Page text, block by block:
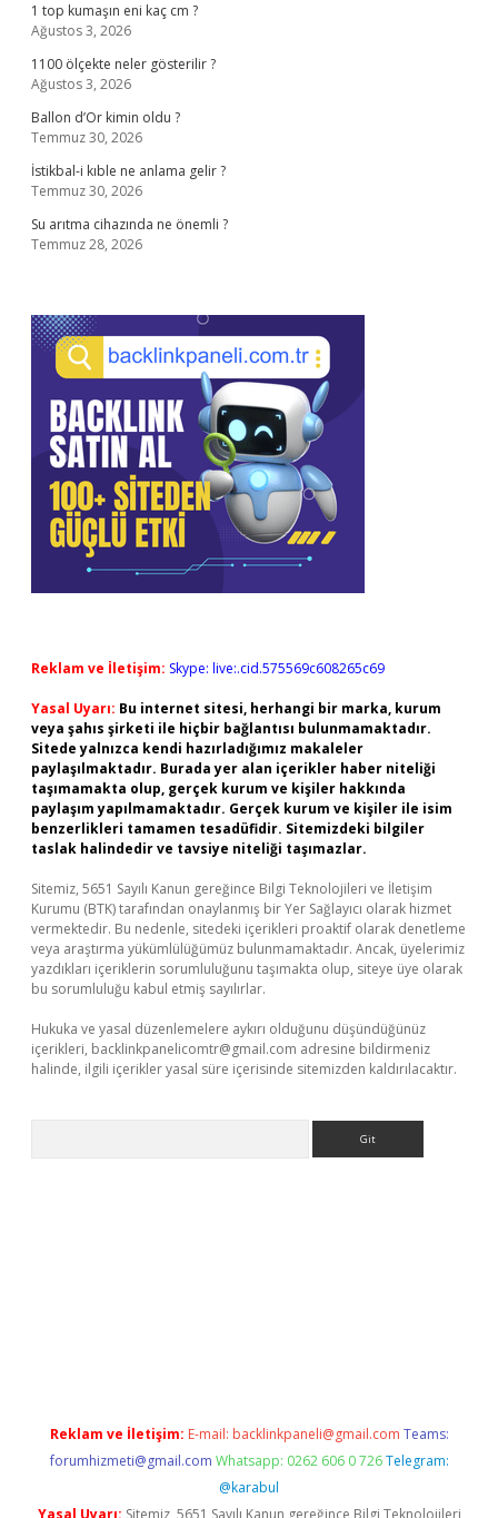
1 top kumaşın eni kaç cm ?
Ağustos 3, 2026
1100 ölçekte neler gösterilir ?
Ağustos 3, 2026
Ballon d’Or kimin oldu ?
Temmuz 30, 2026
İstikbal-i kıble ne anlama gelir ?
Temmuz 30, 2026
Su arıtma cihazında ne önemli ?
Temmuz 28, 2026
Reklam ve İletişim: Skype: live:.cid.575569c608265c69
Yasal Uyarı: Bu internet sitesi, herhangi bir marka, kurum
veya şahıs şirketi ile hiçbir bağlantısı bulunmamaktadır.
Sitede yalnızca kendi hazırladığımız makaleler
paylaşılmaktadır. Burada yer alan içerikler haber niteliği
taşımamakta olup, gerçek kurum ve kişiler hakkında
paylaşım yapılmamaktadır. Gerçek kurum ve kişiler ile isim
benzerlikleri tamamen tesadüfidir. Sitemizdeki bilgiler
taslak halindedir ve tavsiye niteliği taşımazlar.
Sitemiz, 5651 Sayılı Kanun gereğince Bilgi Teknolojileri ve İletişim
Kurumu (BTK) tarafından onaylanmış bir Yer Sağlayıcı olarak hizmet
vermektedir. Bu nedenle, sitedeki içerikleri proaktif olarak denetleme
veya araştırma yükümlülüğümüz bulunmamaktadır. Ancak, üyelerimiz
yazdıkları içeriklerin sorumluluğunu taşımakta olup, siteye üye olarak
bu sorumluluğu kabul etmiş sayılırlar.
Hukuka ve yasal düzenlemelere aykırı olduğunu düşündüğünüz
içerikleri, backlinkpanelicomtr@gmail.com adresine bildirmeniz
halinde, ilgili içerikler yasal süre içerisinde sitemizden kaldırılacaktır.
Reklam ve İletişim: E-mail: backlinkpaneli@gmail.com Teams:
forumhizmeti@gmail.com Whatsapp: 0262 606 0 726 Telegram:
@karabul
Yasal Uyarı: Sitemiz, 5651 Sayılı Kanun gereğince Bilgi Teknolojileri